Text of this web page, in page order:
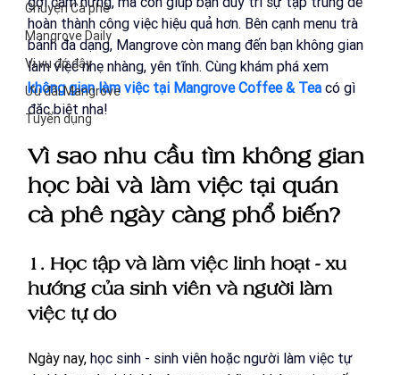
Chuyện Cà phê
Mangrove Daily
Vi vu đó đây
Ưu đãi Mangrove
Tuyển dụng
hoàn thành công việc hiệu quả hơn. Bên cạnh menu trà
bánh đa dạng, Mangrove còn mang đến bạn không gian
làm việc nhẹ nhàng, yên tĩnh. Cùng khám phá xem
không gian làm việc tại Mangrove Coffee & Tea có gì
đặc biệt nha!
Vì sao nhu cầu tìm không gian
học bài và làm việc tại quán
cà phê ngày càng phổ biến?
1. Học tập và làm việc linh hoạt - xu
hướng của sinh viên và người làm
việc tự do
Ngày nay, học sinh - sinh viên hoặc người làm việc tự